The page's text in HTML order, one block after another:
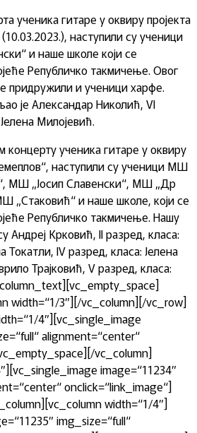
ученика гитаре у оквиру пројекта
наступили су ученици
и наше школе који се
Републичко такмичење. Овог
придружили и ученици харфе.
је Александар Николић, VI
Милојевић.
ученика гитаре у оквиру
наступили су ученици МШ
МШ „Јосип Славенски“, МШ „Др
„Стаковић“ и наше школе, који се
Републичко такмичење. Нашу
Андреј Крковић, II разред, класа:
IV разред, класа: Јелена
Трајковић, V разред, класа:
width=“1/3″][/vc_column][/vc_row]
4″][vc_single_image
alignment=“center“
vc_column]
image=“11234″
onclick=“link_image“]
width=“1/4″]
img_size=“full“